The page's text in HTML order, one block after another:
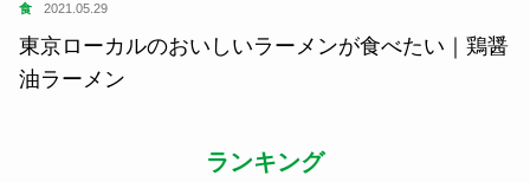
食 2021.05.29
東京ローカルのおいしいラーメンが食べたい｜鶏醤
油ラーメン
ランキング